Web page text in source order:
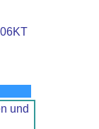
und